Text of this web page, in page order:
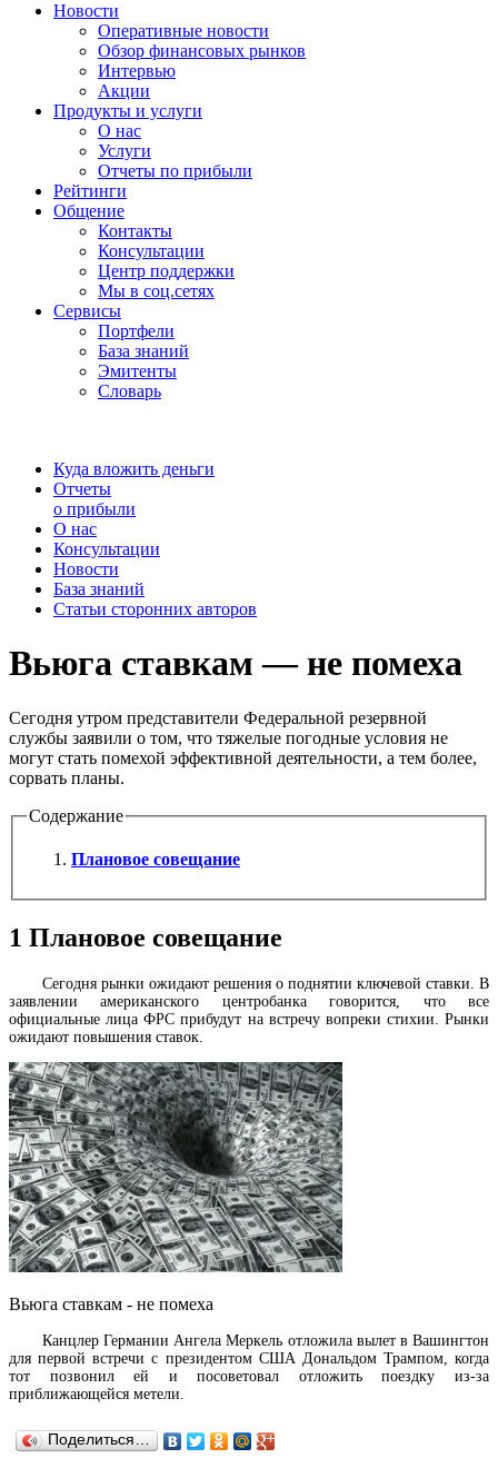
Новости
Оперативные новости
Обзор финансовых рынков
Интервью
Акции
Продукты и услуги
О нас
Услуги
Отчеты по прибыли
Рейтинги
Общение
Контакты
Консультации
Центр поддержки
Мы в соц.сетях
Сервисы
Портфели
База знаний
Эмитенты
Словарь
Куда вложить деньги
Отчеты
о прибыли
О нас
Консультации
Новости
База знаний
Статьи сторонних авторов
Вьюга ставкам — не помеха
Сегодня утром представители Федеральной резервной
службы заявили о том, что тяжелые погодные условия не
могут стать помехой эффективной деятельности, а тем более,
сорвать планы.
Содержание
Плановое совещание
1 Плановое совещание
Сегодня рынки ожидают решения о поднятии ключевой ставки. В
заявлении американского центробанка говорится, что все
официальные лица ФРС прибудут на встречу вопреки стихии. Рынки
ожидают повышения ставок.
Вьюга ставкам - не помеха
Канцлер Германии Ангела Меркель отложила вылет в Вашингтон
для первой встречи с президентом США Дональдом Трампом, когда
тот позвонил ей и посоветовал отложить поездку из-за
приближающейся метели.
Поделиться…